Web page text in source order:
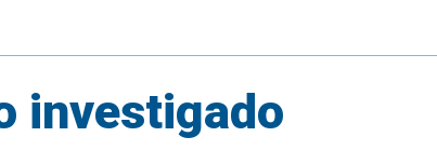
investigado